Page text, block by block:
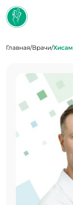
Главная/Врачи/